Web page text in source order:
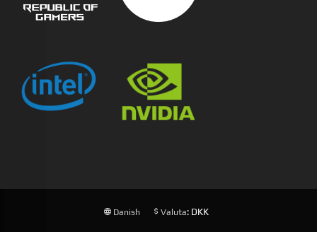
Danish Valuta: DKK